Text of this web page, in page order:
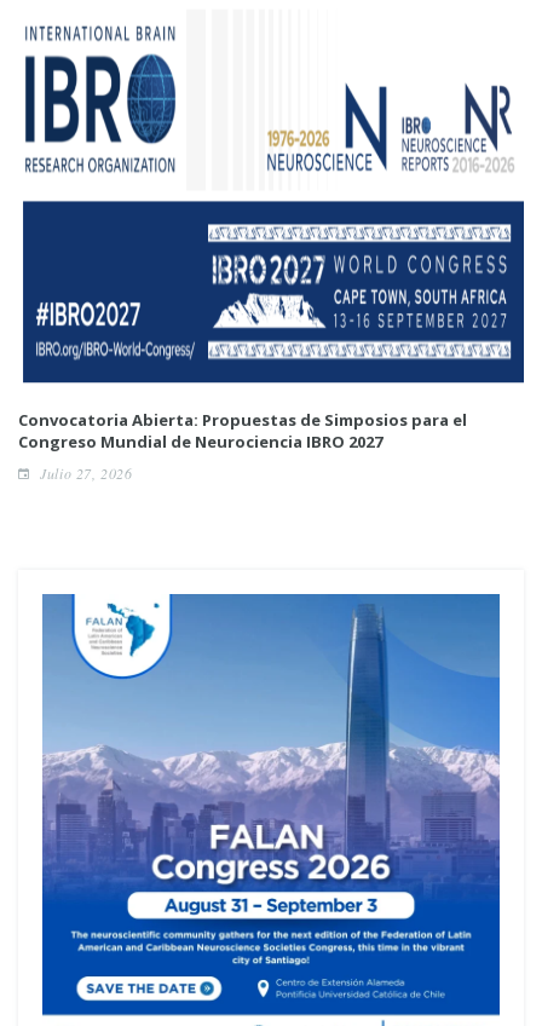
Convocatoria Abierta: Propuestas de Simposios para el
Congreso Mundial de Neurociencia IBRO 2027
Julio 27, 2026